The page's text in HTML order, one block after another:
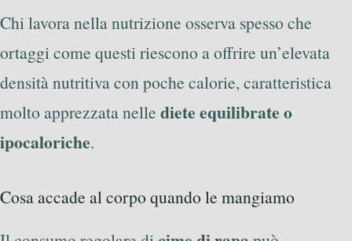
Chi lavora nella nutrizione osserva spesso che
ortaggi come questi riescono a offrire un’elevata
densità nutritiva con poche calorie, caratteristica
molto apprezzata nelle diete equilibrate o
ipocaloriche.
Cosa accade al corpo quando le mangiamo